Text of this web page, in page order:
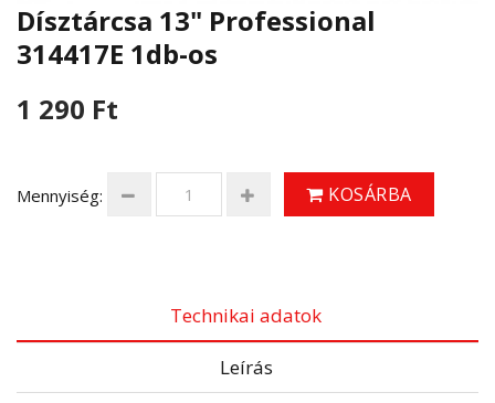
Dísztárcsa 13" Professional
314417E 1db-os
1 290 Ft
Mennyiség: KOSÁRBA
Technikai adatok
Leírás